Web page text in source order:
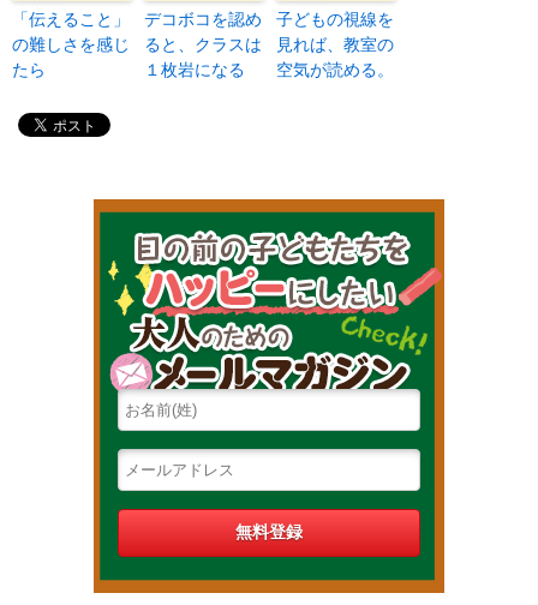
「伝えること」
の難しさを感じ
たら
デコボコを認め
ると、クラスは
１枚岩になる
子どもの視線を
見れば、教室の
空気が読める。